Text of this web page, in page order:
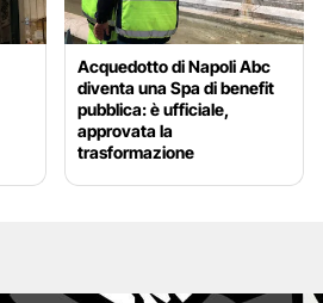
Acquedotto di Napoli Abc
diventa una Spa di benefit
pubblica: è ufficiale,
approvata la
trasformazione